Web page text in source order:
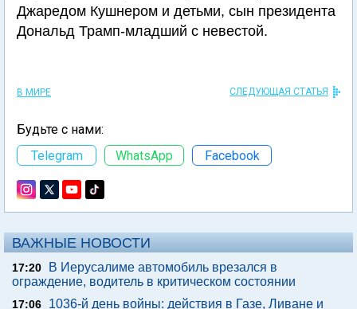
Джаредом Кушнером и детьми, сын президента
Дональд Трамп-младший с невестой.
В МИРЕ СЛЕДУЮЩАЯ СТАТЬЯ
Будьте с нами:
Telegram
WhatsApp Facebook
ВАЖНЫЕ НОВОСТИ
17:20
В Иерусалиме автомобиль врезался в
ограждение, водитель в критическом состоянии
17:06
1036-й день войны: действия в Газе, Ливане и